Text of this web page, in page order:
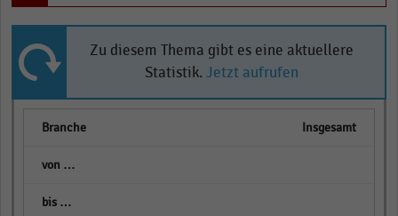
Zu diesem Thema gibt es eine aktuellere
Statistik. Jetzt aufrufen
Insgesamt